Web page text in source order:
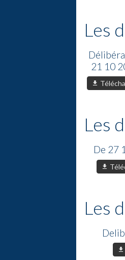
Les
21 10
Les
De 27
Les